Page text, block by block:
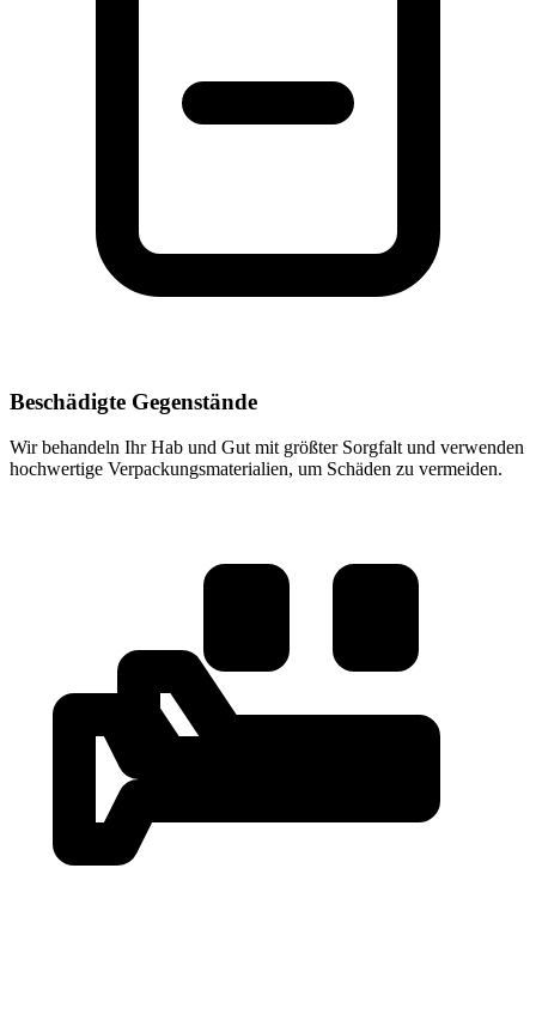
Beschädigte Gegenstände
Wir behandeln Ihr Hab und Gut mit größter Sorgfalt und verwenden
hochwertige Verpackungsmaterialien, um Schäden zu vermeiden.